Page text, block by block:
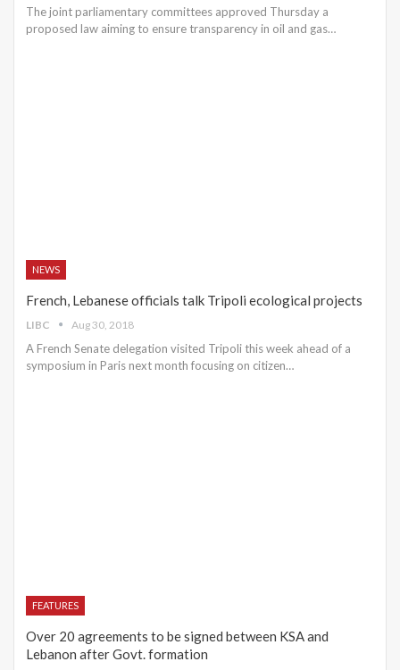
The joint parliamentary committees approved Thursday a
proposed law aiming to ensure transparency in oil and gas…
NEWS
French, Lebanese officials talk Tripoli ecological projects
LIBC Aug 30, 2018
A French Senate delegation visited Tripoli this week ahead of a
symposium in Paris next month focusing on citizen…
FEATURES
Over 20 agreements to be signed between KSA and
Lebanon after Govt. formation